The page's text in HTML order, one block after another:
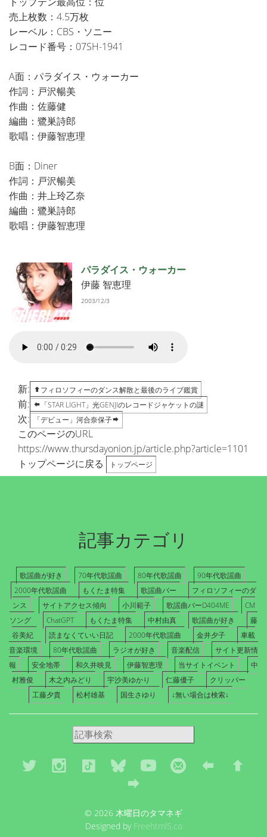
売上枚数：4.5万枚
レーベル：CBS・ソニー
レコード番号：07SH-1941
A面：パラダイス・ウォーカー
作詞：戸沢暢美
作曲：佐藤健
編曲：鷺巣詩郎
歌唱：伊藤智恵理
B面：Diner
作詞：戸沢暢美
作曲：井上玲乙奈
編曲：鷺巣詩郎
歌唱：伊藤智恵理
パラダイス・ウォーカー
伊藤 智恵理
2003/12/3
新: フィロソフィーのダンス解散と最後のライブ鑑賞
前: 「STAR LIGHT」光GENJIのレコードジャケットの謎
次: 「デビュー」河合奈保子
このページのURL
https://www.thursdayonion.jp/article.php?article=1101
トップページに戻る
トップページ
記事カテゴリ
歌謡曲が好き 70年代歌謡曲 80年代歌謡曲
90年代歌謡曲
2000年代歌謡曲
もくたま特集 歌謡曲バー
フィロソフィーのダ
ンス
サイトアクセス傾向 小川範子 歌謡曲バーD404ME
CM
ソング
ChatGPT もくたま特集 中村由真 歌謡曲が好き
藤
谷美紀
読まなくていい日記 2000年代歌謡曲 金井夕子
車載
音楽環境
80年代歌謡曲 ラジオが好き 音楽配信
サイト更新情
報
安全地帯 和久井映見 伊藤智恵理 当サイトイベント
中
村雅俊
木之内みどり 宇沙美ゆかり 仁藤優子
クリッパー
工藤夕貴
松村雄基 国生さゆり ↓無い場合は検索↓
© 2026 木曜日のタマネギ
Designed by Freehtml5.co